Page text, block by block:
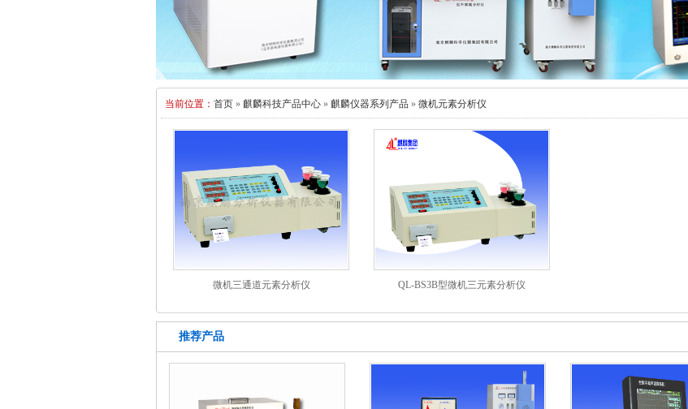
当前位置： 首页 » 麒麟科技产品中心 » 麒麟仪器系列产品 » 微机元素分析仪
微机三通道元素分析仪 QL-BS3B型微机三元素分析仪
推荐产品